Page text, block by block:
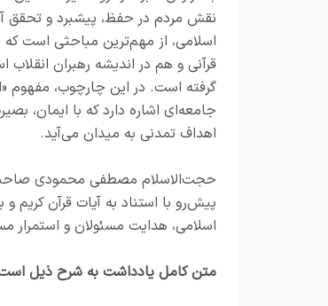
نقش مردم در حفظ، پیشبرد و تحقق
اسلامی، از مهم‌ترین مباحثی است
قرآنی و هم در اندیشه رهبران انقلاب
گرفته است. در این چارچوب، مفهوم
جامعه‌ای اشاره دارد که با ایمان،
اهداف تمدنی به میدان می‌آید.
حجت‌الاسلام مصطفی محمودی
پیش‌رو با استناد به آیات قرآن کریم
اسلامی، هدایت مسئولان و استمرار
متن کامل یادداشت به شرح ذیل